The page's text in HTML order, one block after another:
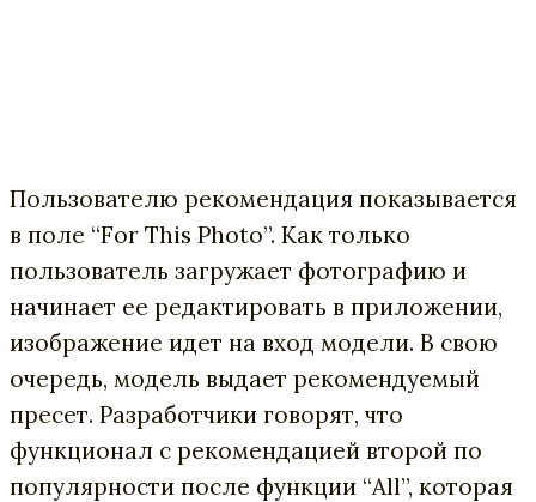
Пользователю рекомендация показывается
в поле “For This Photo”. Как только
пользователь загружает фотографию и
начинает ее редактировать в приложении,
изображение идет на вход модели. В свою
очередь, модель выдает рекомендуемый
пресет. Разработчики говорят, что
функционал с рекомендацией второй по
популярности после функции “All”, которая